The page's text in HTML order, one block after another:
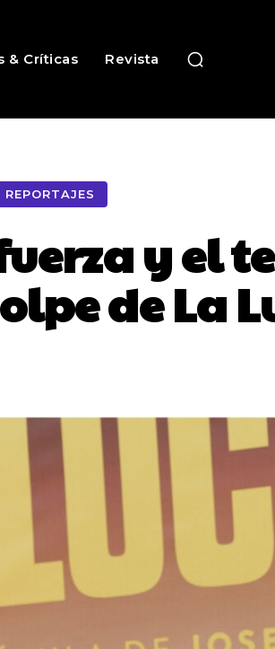
& Críticas Revista
y el
de La